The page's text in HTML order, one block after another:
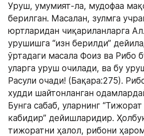
Уруш, умумият-ла, мудофаа
берилган. Масалан, зулмга
юртларидан чиқариланларга
урушишга “изн берилди”
ўртадаги масала Фоиз ва Рибо
уларга уруш очилади, ва бу
Расули очади! (Бақара:275).
худди шайтонланган
Бунга сабаб, уларнинг
кабидир” дейишларидир.
тижоратни ҳалол, рибони